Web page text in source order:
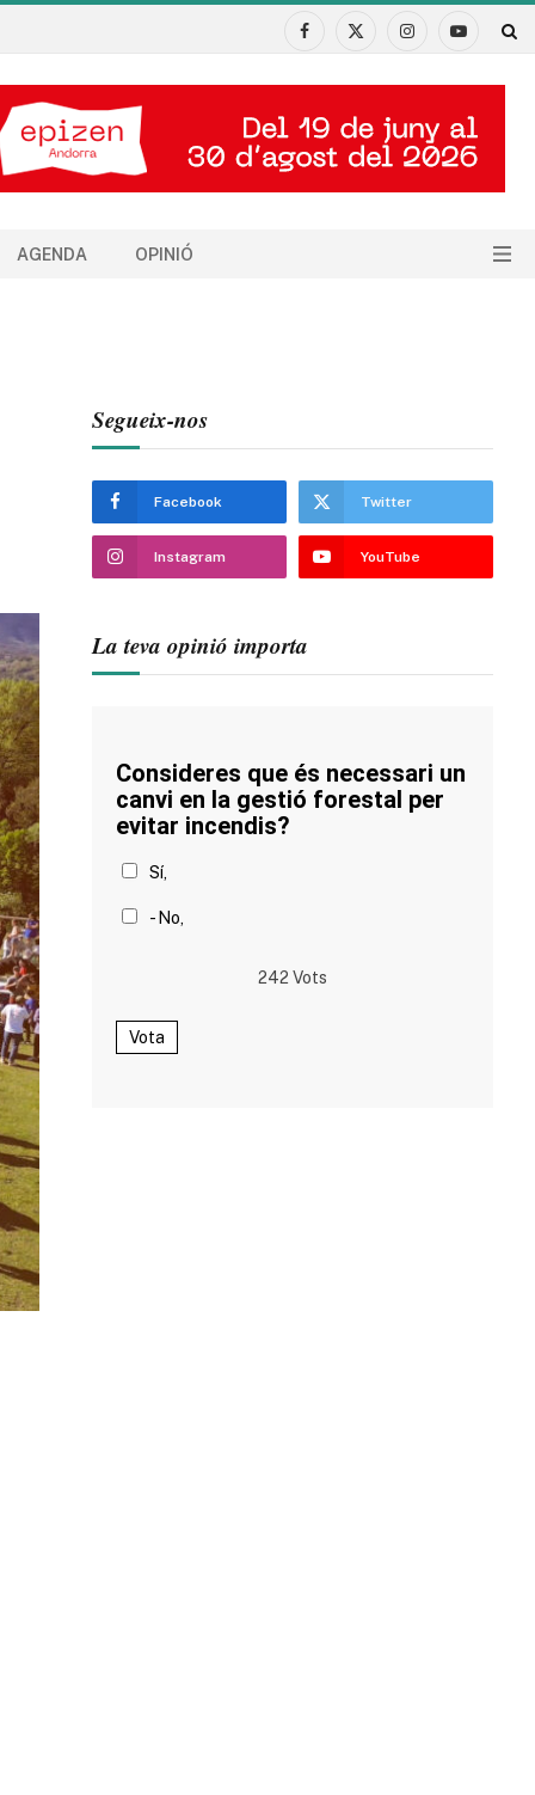
Facebook
X
InstagramYouTube
AGENDA OPINIÓ
Segueix-nos
Facebook Twitter
Instagram YouTube
La teva opinió importa
Consideres que és necessari un
canvi en la gestió forestal per
evitar incendis?
Sí,
- No,
242 Vots
Vota